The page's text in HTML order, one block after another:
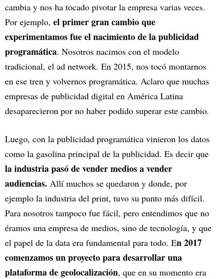
cambia y nos ha tocado pivotar la empresa varias veces.
Por ejemplo, el primer gran cambio que
experimentamos fue el nacimiento de la publicidad
programática. Nosotros nacimos con el modelo
tradicional, el ad network. En 2015, nos tocó montarnos
en ese tren y volvernos programática. Aclaro que muchas
empresas de publicidad digital en América Latina
desaparecieron por no haber podido superar este cambio.
Luego, con la publicidad programática vinieron los datos
como la gasolina principal de la publicidad. Es decir que
la industria pasó de vender medios a vender
audiencias. Allí muchos se quedaron y donde, por
ejemplo la industria del print, tuvo su punto más difícil.
Para nosotros tampoco fue fácil, pero entendimos que no
éramos una empresa de medios, sino de tecnología, y que
el papel de la data era fundamental para todo. En 2017
comenzamos un proyecto para desarrollar una
plataforma de geolocalización, que en su momento era